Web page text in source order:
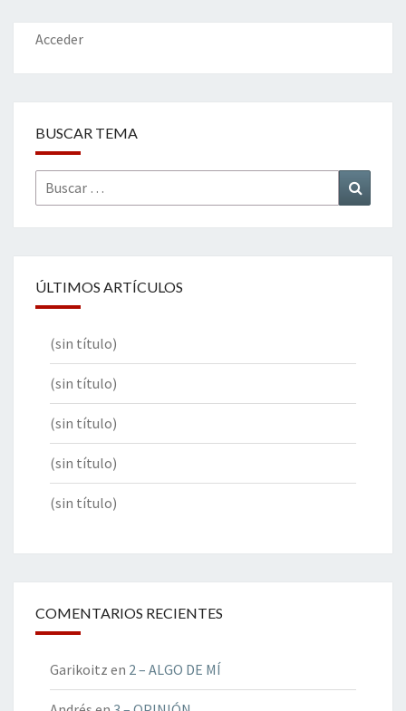
o
k
n
ar
Acceder
BUSCAR TEMA
Buscar
por:
ÚLTIMOS ARTÍCULOS
(sin título)
(sin título)
(sin título)
(sin título)
(sin título)
COMENTARIOS RECIENTES
Garikoitz en 2 – ALGO DE MÍ